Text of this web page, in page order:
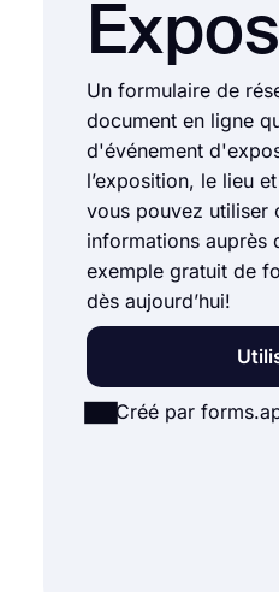
Un formulaire de
document en ligne
d'événement
l’exposition, le lieu
vous pouvez utiliser
informations auprès
exemple gratuit de
dès aujourd’hui!
Créé par